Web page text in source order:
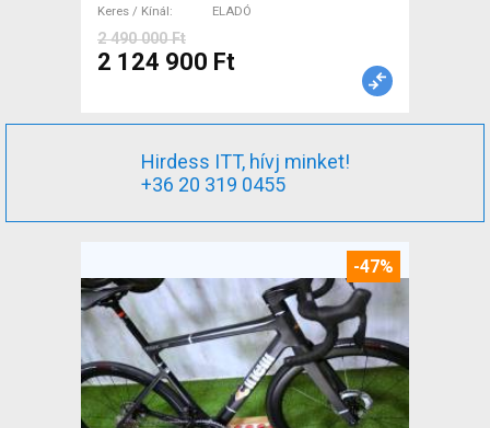
Keres / Kínál
ELADÓ
2 490 000 Ft
2 124 900 Ft
Hirdess ITT, hívj minket!
+36 20 319 0455
-47%